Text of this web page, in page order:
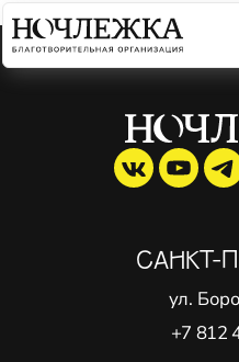
Элемент
САНКТ-
ул.
+7 812